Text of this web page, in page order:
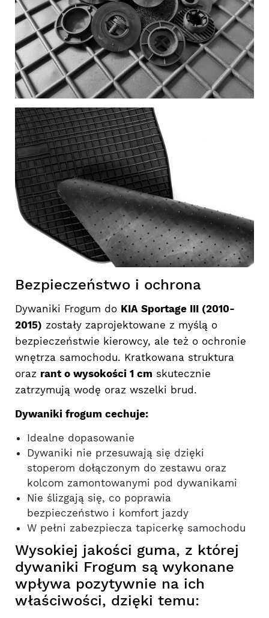
Bezpieczeństwo i ochrona
Dywaniki Frogum do KIA Sportage III (2010-
2015) zostały zaprojektowane z myślą o
bezpieczeństwie kierowcy, ale też o ochronie
wnętrza samochodu. Kratkowana struktura
oraz rant o wysokości 1 cm skutecznie
zatrzymują wodę oraz wszelki brud.
Dywaniki frogum cechuje:
Idealne dopasowanie
Dywaniki nie przesuwają się dzięki
stoperom dołączonym do zestawu oraz
kolcom zamontowanymi pod dywanikami
Nie ślizgają się, co poprawia
bezpieczeństwo i komfort jazdy
W pełni zabezpiecza tapicerkę samochodu
Wysokiej jakości guma, z której
dywaniki Frogum są wykonane
wpływa pozytywnie na ich
właściwości, dzięki temu: